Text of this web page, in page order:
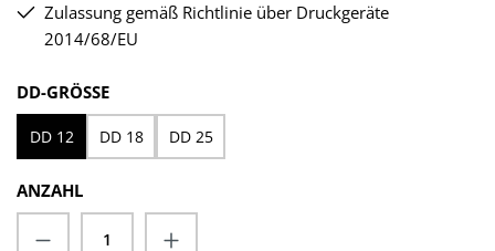
Zulassung gemäß Richtlinie über Druckgeräte
2014/68/EU
DD-GRÖSSE AUSWÄHLEN
DD 12 DD 18 DD 25
ANZAHL
Produkt Anzahl: Gib den gewünschten